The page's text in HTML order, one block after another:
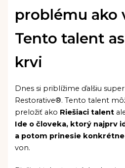
problému ako
Tento talent
krvi
Dnes si priblížime ďalšiu
Restorative®. Tento talent
preložiť ako Riešiaci talent
Ide o človeka, ktorý najprv
a potom prinesie
von.